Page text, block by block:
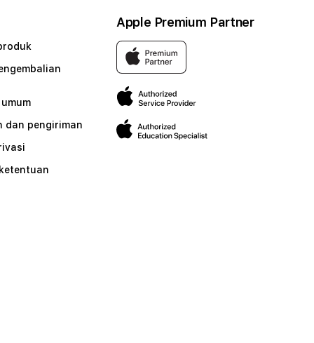
dan pengiriman
Apple Premium Partner